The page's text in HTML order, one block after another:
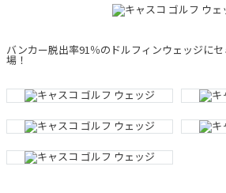
バンカー脱出率91％のドルフィンウェッジに
場！